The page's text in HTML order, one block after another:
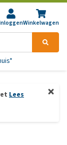
Winkelwagen
Lees